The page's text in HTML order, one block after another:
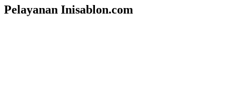
Pelayanan Inisablon.com